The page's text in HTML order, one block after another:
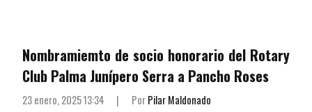
Nombramiemto de socio honorario del Rotary
Club Palma Junípero Serra a Pancho Roses
23 enero, 2025 13:34 | PorPilar Maldonado